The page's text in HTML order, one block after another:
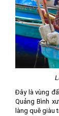
Đây là vùng
Quảng Bình
làng quê giàu